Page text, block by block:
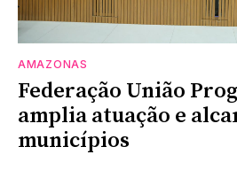
AMAZONAS
Federação União
amplia atuação e
municípios